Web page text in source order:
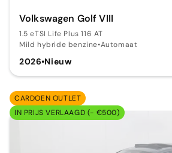
Volkswagen Golf VIII
1.5 eTSI Life Plus 116 AT
Mild hybride benzine•Automaat
2026•Nieuw
CARDOEN OUTLET
IN PRIJS VERLAAGD (- €500)